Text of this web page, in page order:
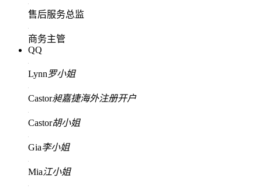
售后服务总监
商务主管
QQ
Lynn罗小姐
Castor昶嘉捷海外注册开户
Castor胡小姐
Gia李小姐
Mia江小姐